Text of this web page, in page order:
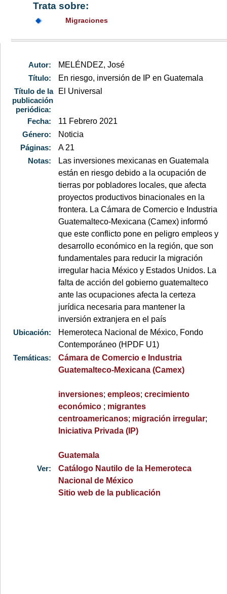
Trata sobre:
Migraciones
Autor:
MELÉNDEZ, José
Título:
En riesgo, inversión de IP en Guatemala
Título de la
publicación
periódica:
El Universal
Fecha:
11 Febrero 2021
Género:
Noticia
Páginas:
A 21
Notas:
Las inversiones mexicanas en Guatemala
están en riesgo debido a la ocupación de
tierras por pobladores locales, que afecta
proyectos productivos binacionales en la
frontera. La Cámara de Comercio e Industria
Guatemalteco-Mexicana (Camex) informó
que este conflicto pone en peligro empleos y
desarrollo económico en la región, que son
fundamentales para reducir la migración
irregular hacia México y Estados Unidos. La
falta de acción del gobierno guatemalteco
ante las ocupaciones afecta la certeza
jurídica necesaria para mantener la
inversión extranjera en el país
Ubicación:
Hemeroteca Nacional de México, Fondo
Contemporáneo (HPDF U1)
Temáticas:
Cámara de Comercio e Industria
Guatemalteco-Mexicana (Camex)
inversiones;empleos;crecimiento
económico ; migrantes
centroamericanos; migración irregular;
Iniciativa Privada (IP)
Guatemala
Ver:
Catálogo Nautilo de la Hemeroteca
Nacional de México
Sitio web de la publicación